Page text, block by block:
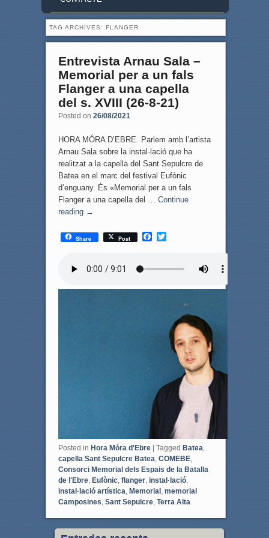
TAG ARCHIVES: FLANGER
Entrevista Arnau Sala –
Memorial per a un fals
Flanger a una capella
del s. XVIII (26-8-21)
Posted on 26/08/2021
HORA MÓRA D’EBRE. Parlem amb l’artista
Arnau Sala sobre la instal·lació que ha
realitzat a la capella del Sant Sepulcre de
Batea en el marc del festival Eufònic
d’enguany. És «Memorial per a un fals
Flanger a una capella del … Continue
reading →
Share Post
F
T
Posted in Hora Móra d'Ebre | Tagged Batea
capella Sant Sepulcre Batea COMEBE,
Consorci Memorial dels Espais de la Batalla
de l'Ebre, Eufònic, flanger, instal·lació,
instal·lació artística Memorial, memorial
Camposines Sant Sepulcre, Terra Alta